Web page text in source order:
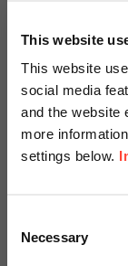
This website
This website
social media
and the website
more
settings below.
Selection
Necessary
Preis